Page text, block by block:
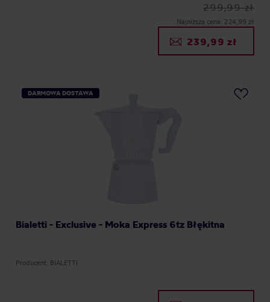
299,99 zł
Najniższa cena: 224,99 zł
239,99 zł
DARMOWA DOSTAWA
Bialetti - Exclusive - Moka Express 6tz Błękitna
Producent: BIALETTI